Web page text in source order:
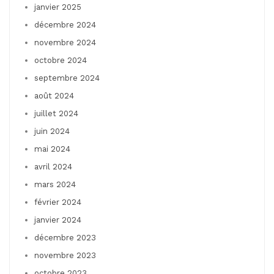
janvier 2025
décembre 2024
novembre 2024
octobre 2024
septembre 2024
août 2024
juillet 2024
juin 2024
mai 2024
avril 2024
mars 2024
février 2024
janvier 2024
décembre 2023
novembre 2023